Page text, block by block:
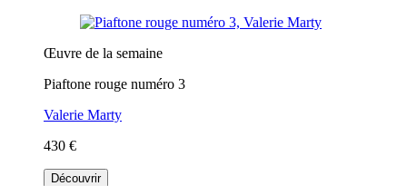
Œuvre de la semaine
Piaftone rouge numéro 3
Valerie Marty
430 €
Découvrir